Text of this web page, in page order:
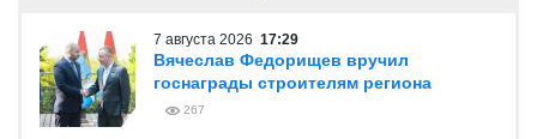
7 августа 2026 17:29
Вячеслав Федорищев вручил
госнаграды строителям региона
267